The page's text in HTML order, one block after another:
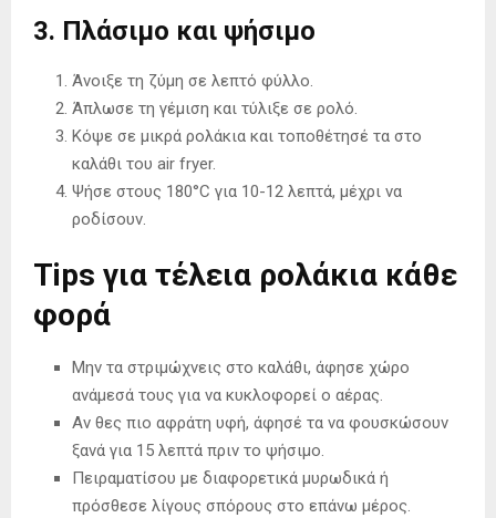
3. Πλάσιμο και ψήσιμο
Άνοιξε τη ζύμη σε λεπτό φύλλο.
Άπλωσε τη γέμιση και τύλιξε σε ρολό.
Κόψε σε μικρά ρολάκια και τοποθέτησέ τα στο
καλάθι του air fryer.
Ψήσε στους 180°C για 10-12 λεπτά, μέχρι να
ροδίσουν.
Tips για τέλεια ρολάκια κάθε
φορά
Μην τα στριμώχνεις στο καλάθι, άφησε χώρο
ανάμεσά τους για να κυκλοφορεί ο αέρας.
Αν θες πιο αφράτη υφή, άφησέ τα να φουσκώσουν
ξανά για 15 λεπτά πριν το ψήσιμο.
Πειραματίσου με διαφορετικά μυρωδικά ή
πρόσθεσε λίγους σπόρους στο επάνω μέρος.